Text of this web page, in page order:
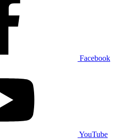
Facebook
YouTube